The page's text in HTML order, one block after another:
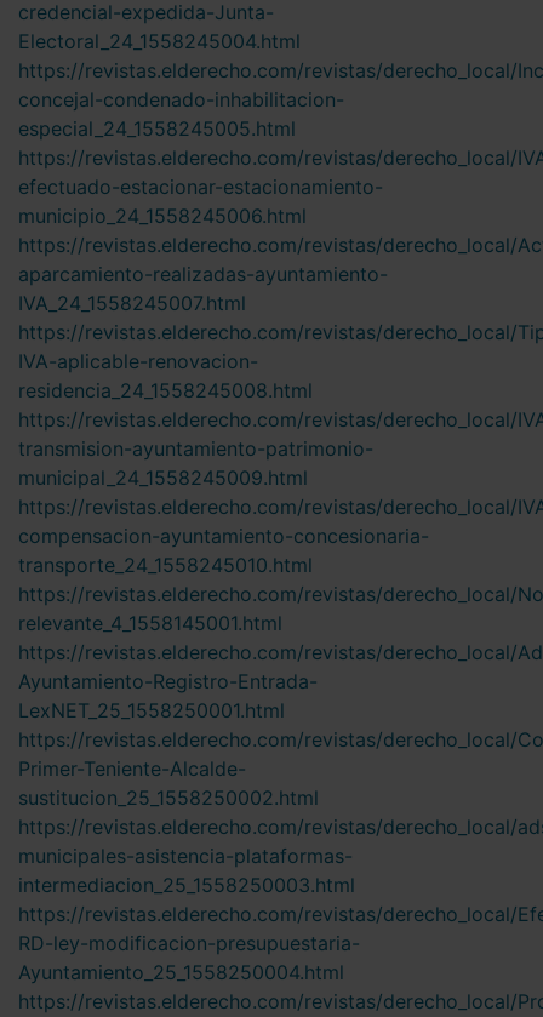
credencial-expedida-Junta-
Electoral_24_1558245004.html
https://revistas.elderecho.com/revistas/derecho_local/
concejal-condenado-inhabilitacion-
especial_24_1558245005.html
https://revistas.elderecho.com/revistas/derecho_local/
efectuado-estacionar-estacionamiento-
municipio_24_1558245006.html
https://revistas.elderecho.com/revistas/derecho_local/
aparcamiento-realizadas-ayuntamiento-
IVA_24_1558245007.html
https://revistas.elderecho.com/revistas/derecho_local/
IVA-aplicable-renovacion-
residencia_24_1558245008.html
https://revistas.elderecho.com/revistas/derecho_local/
transmision-ayuntamiento-patrimonio-
municipal_24_1558245009.html
https://revistas.elderecho.com/revistas/derecho_local/
compensacion-ayuntamiento-concesionaria-
transporte_24_1558245010.html
https://revistas.elderecho.com/revistas/derecho_local/
relevante_4_1558145001.html
https://revistas.elderecho.com/revistas/derecho_local/
Ayuntamiento-Registro-Entrada-
LexNET_25_1558250001.html
https://revistas.elderecho.com/revistas/derecho_local/
Primer-Teniente-Alcalde-
sustitucion_25_1558250002.html
https://revistas.elderecho.com/revistas/derecho_local/
municipales-asistencia-plataformas-
intermediacion_25_1558250003.html
https://revistas.elderecho.com/revistas/derecho_local/
RD-ley-modificacion-presupuestaria-
Ayuntamiento_25_1558250004.html
https://revistas.elderecho.com/revistas/derecho_local/